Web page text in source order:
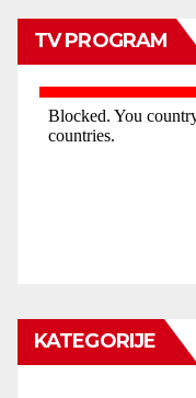
TV PROGRAM
KATEGORIJE